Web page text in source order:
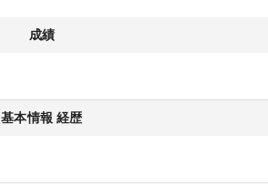
成績
基本情報 経歴